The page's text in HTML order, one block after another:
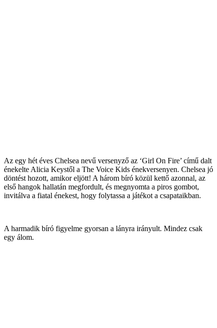
Az egy hét éves Chelsea nevű versenyző az ‘Girl On Fire’ című dalt
énekelte Alicia Keystől a The Voice Kids énekversenyen. Chelsea jó
döntést hozott, amikor eljött! A három bíró közül kettő azonnal, az
első hangok hallatán megfordult, és megnyomta a piros gombot,
invitálva a fiatal énekest, hogy folytassa a játékot a csapataikban.
A harmadik bíró figyelme gyorsan a lányra irányult. Mindez csak
egy álom.